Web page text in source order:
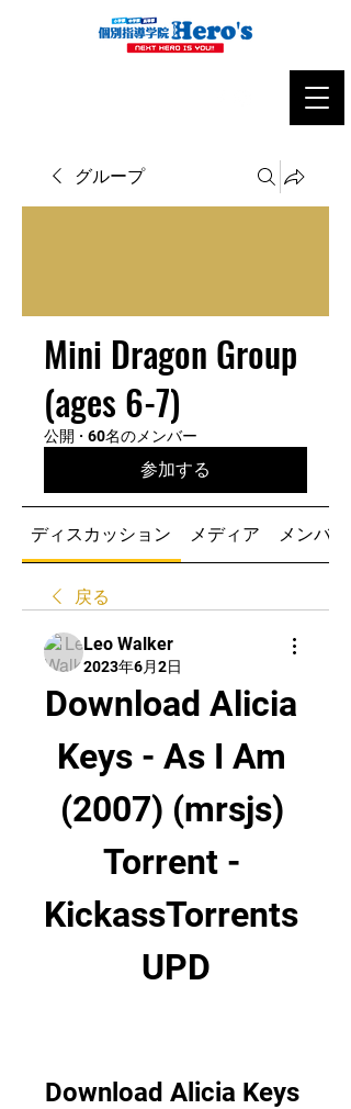
グループ
Mini Dragon Group
(ages 6-7)
公開 · 60名のメンバー
参加する
ディスカッション メディア メンバー
戻る
Leo Walker
2023年6月2日
Download Alicia
Keys - As I Am
(2007) (mrsjs)
Torrent -
KickassTorrents
UPD
Download Alicia Keys